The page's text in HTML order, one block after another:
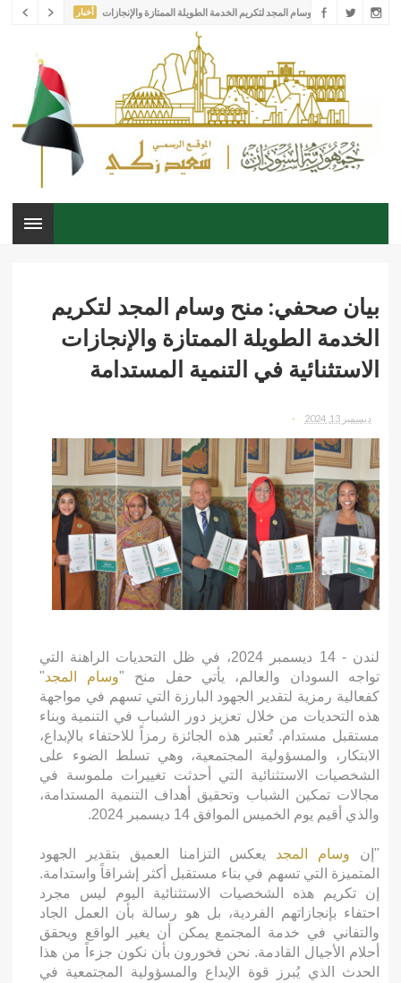
أخبار بيان صحفي: منح وسام المجد لتكريم الخدمة الطويلة الممتازة والإنجازات
إطلاق المجموعة الاستشارية لسياسات السودان: رؤية جديدة لمستقبل
المكتب الخاص يحتفل بتخريج تخريج الدفعة الخامسة من برنامج تنمية
القيادات الشابة
أخبار في عام الامكانيات: الشباب يشكلون المستقبل
بيان صحفي: منح وسام المجد لتكريم
الخدمة الطويلة الممتازة والإنجازات
الاستثنائية في التنمية المستدامة
ديسمبر 13, 2024 -
لندن - 14 ديسمبر 2024، في ظل التحديات الراهنة التي
تواجه السودان والعالم، يأتي حفل منح "وسام المجد"
كفعالية رمزية لتقدير الجهود البارزة التي تسهم في مواجهة
هذه التحديات من خلال تعزيز دور الشباب في التنمية وبناء
مستقبل مستدام. تُعتبر هذه الجائزة رمزاً للاحتفاء بالإبداع،
الابتكار، والمسؤولية المجتمعية، وهي تسلط الضوء على
الشخصيات الاستثنائية التي أحدثت تغييرات ملموسة في
مجالات تمكين الشباب وتحقيق أهداف التنمية المستدامة،
والذي أقيم يوم الخميس الموافق 14 ديسمبر 2024.
"إن وسام المجد يعكس التزامنا العميق بتقدير الجهود
المتميزة التي تسهم في بناء مستقبل أكثر إشراقاً واستدامة.
إن تكريم هذه الشخصيات الاستثنائية اليوم ليس مجرد
احتفاء بإنجازاتهم الفردية، بل هو رسالة بأن العمل الجاد
والتفاني في خدمة المجتمع يمكن أن يغير الواقع ويحقق
أحلام الأجيال القادمة. نحن فخورون بأن نكون جزءاً من هذا
الحدث الذي يُبرز قوة الإبداع والمسؤولية المجتمعية في